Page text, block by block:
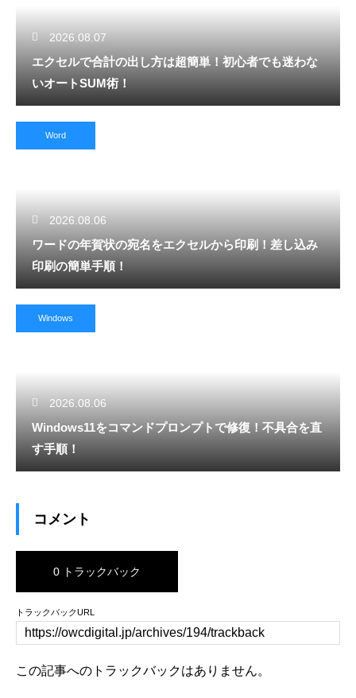
2026.08.07
エクセルで合計の出し方は超簡単！初心者でも迷わな
いオートSUM術！
Word
2026.08.06
ワードの年賀状の宛名をエクセルから印刷！差し込み
印刷の簡単手順！
Windows
2026.08.06
Windows11をコマンドプロンプトで修復！不具合を直
す手順！
コメント
0 トラックバック
トラックバックURL
この記事へのトラックバックはありません。